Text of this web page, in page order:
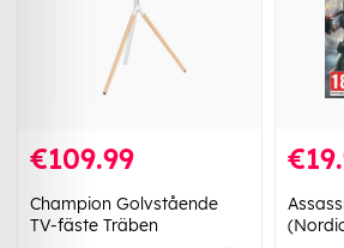
€109.99
Champion Golvstående
TV-fäste Träben